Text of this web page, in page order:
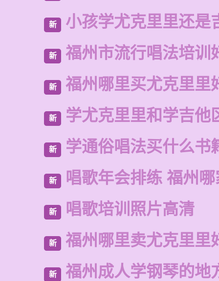
新 小孩学尤克里里还是
新 福州市流行唱法培训
新 福州哪里买尤克里里
新 学尤克里里和学吉他
新 学通俗唱法买什么书
新 唱歌年会排练 福州
新 唱歌培训照片高清
新 福州哪里卖尤克里里
新 福州成人学钢琴的地